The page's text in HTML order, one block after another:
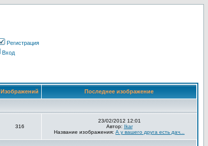
Регистрация
Вход
Изображений Последнее изображение
316
23/02/2012 12:01
Автор: Ikar
Название изображения: А у вашего друга есть дач...